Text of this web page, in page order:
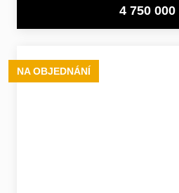
4 750
NA OBJEDNÁNÍ